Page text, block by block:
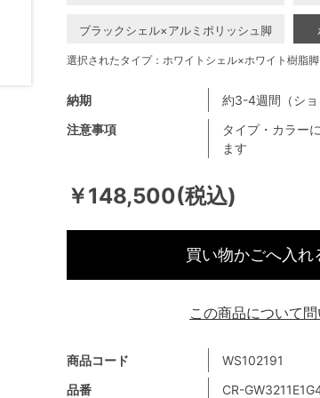
￥148,500(税込)
商品コード
WS102191
品番
CR-
注意事項
タイプ・カラー
ます
納期 約3-4週間（ショ
ブラックシェル×アルミポリッシュ脚
選択されたタイプ：ホワイトシェル×ホワイト樹脂脚
買い物かごへ入れ
この商品について